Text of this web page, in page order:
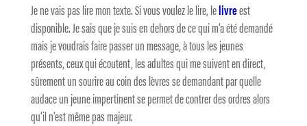
Je ne vais pas lire mon texte. Si vous voulez le lire, lelivreest
disponible. Je sais que je suis en dehors de ce qui m’a été demandé
mais je voudrais faire passer un message, à tous les jeunes
présents, ceux qui écoutent, les adultes qui me suivent en direct,
sûrement un sourire au coin des lèvres se demandant par quelle
audace un jeune impertinent se permet de contrer des ordres alors
qu’il n’est même pas majeur.